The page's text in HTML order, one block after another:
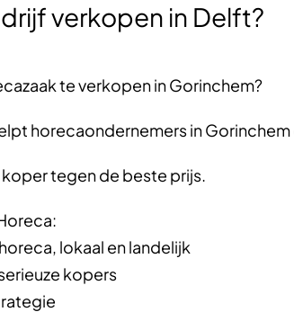
verkopen in Delft?
te verkopen in Gorinchem?
horecaondernemers in
tegen de beste prijs.
lokaal en landelijk
kopers